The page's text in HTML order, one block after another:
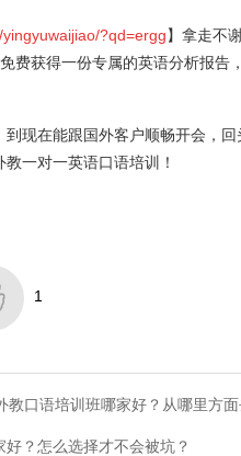
?qd=ergg】拿走不
费获得一份专属的英语分析报告
现在能跟国外客户顺畅开会，
一对一英语口语培训！
1
教口语培训班哪家好？从哪里方
？怎么选择才不会被坑？